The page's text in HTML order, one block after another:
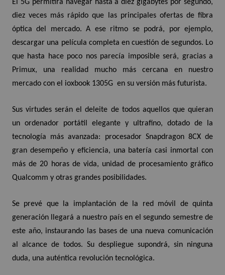
El 5G permitirá navegar hasta a diez gigabytes por segundo,
diez veces más rápido que las principales ofertas de fibra
óptica del mercado. A ese ritmo se podrá, por ejemplo,
descargar una película completa en cuestión de segundos. Lo
que hasta hace poco nos parecía imposible será, gracias a
Primux, una realidad mucho más cercana en nuestro
mercado con el ioxbook 1305G en su versión más futurista.
Sus virtudes serán el deleite de todos aquellos que quieran
un ordenador portátil elegante y ultrafino, dotado de la
tecnología más avanzada: procesador Snapdragon 8CX de
gran desempeño y eficiencia, una batería casi inmortal con
más de 20 horas de vida, unidad de procesamiento gráfico
Qualcomm y otras grandes posibilidades.
Se prevé que la implantación de la red móvil de quinta
generación llegará a nuestro país en el segundo semestre de
este año, instaurando las bases de una nueva comunicación
al alcance de todos. Su despliegue supondrá, sin ninguna
duda, una auténtica revolución tecnológica.